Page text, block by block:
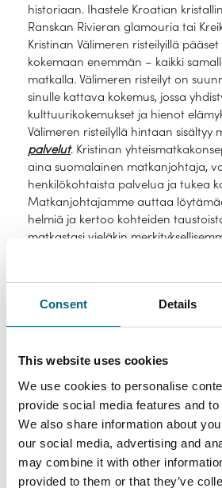
Consent Details
This website uses cookies
We use cookies to personalise
provide social media features and
We also share information about
our social media, advertising and
may combine it with other
provided to them or that they’ve
historiaan. Ihastele Kroatian
Ranskan Rivieran glamouria tai
Kristinan Välimeren risteilyillä
kokemaan enemmän – kaikki
matkalla. Välimeren risteilyt on
sinulle kattava kokemus, jossa
kulttuurikokemukset ja hienot
Välimeren risteilyllä hintaan sisältyy
palvelut. Kristinan
aina suomalainen matkanjohtaja,
henkilökohtaista palvelua ja tukea
Matkanjohtajamme auttaa
helmiä ja kertoo kohteiden
matkastasi vieläkin
Lue lisää asiakkaidemme
40 arvostelut